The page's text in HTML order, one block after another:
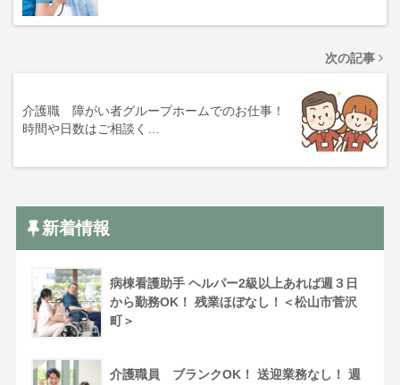
次の記事
介護職 障がい者グループホームでのお仕事！
時間や日数はご相談く…
新着情報
病棟看護助手 ヘルパー2級以上あれば週３日
から勤務OK！ 残業ほぼなし！＜松山市菅沢
町＞
介護職員 ブランクOK！ 送迎業務なし！ 週